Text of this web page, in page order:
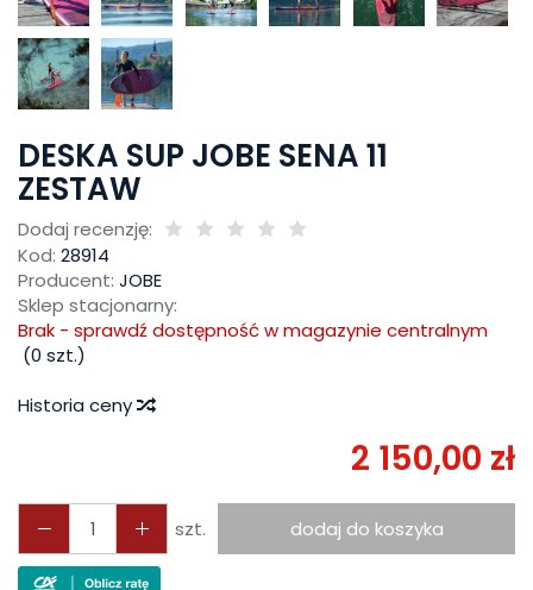
DESKA SUP JOBE SENA 11
ZESTAW
Dodaj recenzję:
Kod: 28914
Producent: JOBE
Sklep stacjonarny:
Brak - sprawdź dostępność w magazynie centralnym
(0 szt.)
Historia ceny
2 150,00 zł
szt. dodaj do koszyka